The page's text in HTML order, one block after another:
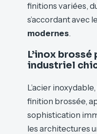
finitions variées,
s’accordant avec
modernes.
L’inox
industriel
L’acier
finition brossée,
sophistication
les architectures